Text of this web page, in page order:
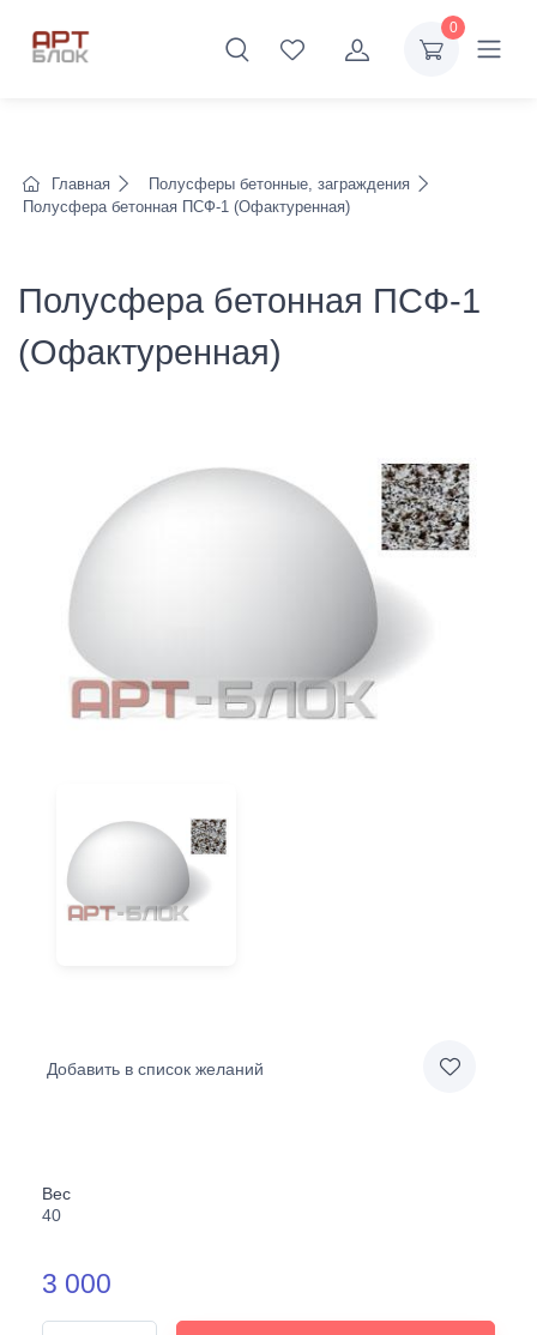
0
Главная
Полусферы бетонные, заграждения
Полусфера бетонная ПСФ-1 (Офактуренная)
Полусфера бетонная ПСФ-1
(Офактуренная)
Добавить в список желаний
Вес
40
3 000